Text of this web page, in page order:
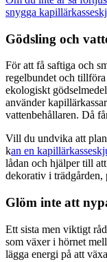
snygga
Gödsling och
För att få saftiga och
regelbundet och
ekologiskt
använder
vattenbehållaren. Då
Vill du undvika att
kan en
lådan och hjälper till
dekorativ i trädgården,
Glöm inte att
Ett sista men viktigt
som växer i hörnet
lägga energi på att